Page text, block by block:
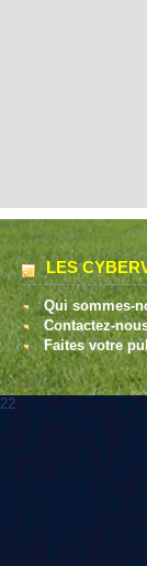
LES
Qui sommes-
Contactez-
Faites votre
22